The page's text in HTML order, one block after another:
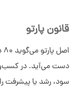
قانون پارتو
دست می‌آید. در